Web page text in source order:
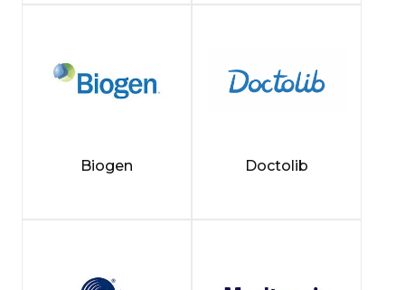
Biogen Doctolib